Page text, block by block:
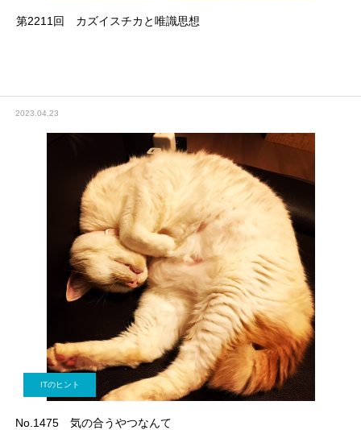
第2211回 カズイスチカと唯識思想
2023.04.23
ITのヒント
No.1475 気の合うやつなんて